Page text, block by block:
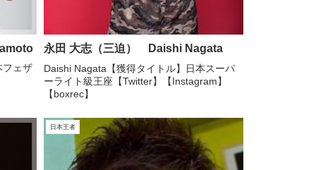
フェザ
永田 大志（三迫） Daishi Nagata
Daishi Nagata【獲得タイトル】日本スーパ
ーライト級王座【Twitter】【Instagram】
【boxrec】
日本王者